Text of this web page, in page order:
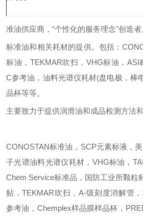
准油供应商，“个性化的服务理念"创造者
标准油和相关耗材的提供。包括：
标油，TEKMAR吹扫，VHG标油，ASI
C参考油，油料光谱仪耗材(盘电极，棒
品杯等等。
主要致力于提供润滑油和成品检测方法
CONOSTAN标准油，SCP元素标液，
子光谱油料光谱仪耗材，VHG标油，
Chem Service标准品，国防工业所颗粒
贴，TEKMAR吹扫，A-级刻度消解管
参考油，Chemplex样品膜样品杯，